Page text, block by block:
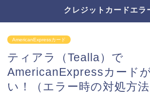
クレジットカードエラ
AmericanExpressカード
ティアラ（Tealla）で
AmericanExpressカード
い！（エラー時の対処方法